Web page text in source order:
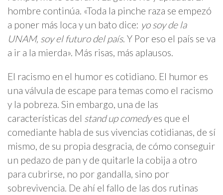
hombre continúa. «Toda la pinche raza se empezó
a poner más loca y un bato dice: yo soy de la
UNAM, soy el futuro del país. Y Por eso el país se va
a ir a la mierda». Más risas, más aplausos.
El racismo en el humor es cotidiano. El humor es
una válvula de escape para temas como el racismo
y la pobreza. Sin embargo, una de las
características del stand up comedyes que el
comediante habla de sus vivencias cotidianas, de sí
mismo, de su propia desgracia, de cómo conseguir
un pedazo de pan y de quitarle la cobija a otro
para cubrirse, no por gandalla, sino por
sobrevivencia. De ahí el fallo de las dos rutinas